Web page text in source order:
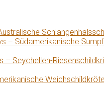
– Südamerikanische
– Seychellen-